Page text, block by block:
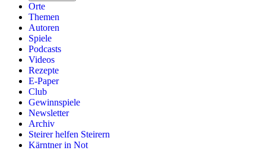
Orte
Themen
Autoren
Spiele
Podcasts
Videos
Rezepte
E-Paper
Club
Gewinnspiele
Newsletter
Archiv
Steirer helfen Steirern
Kärntner in Not